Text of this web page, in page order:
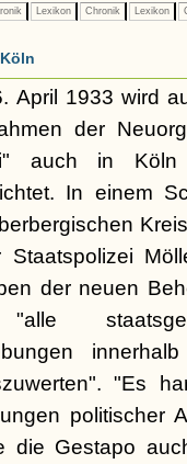
Lexikon Chronik Lexikon
April 1933 wird
der
auch in Köln
In einem
Staatspolizei
der neuen
"Es
politischer
die Gestapo